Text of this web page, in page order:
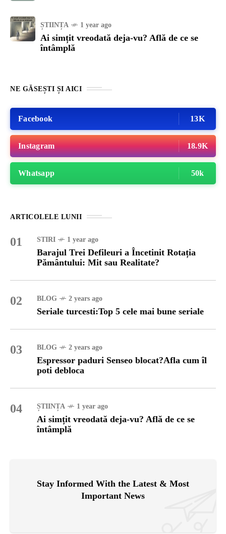
ȘTIINȚA 1 year ago
Ai simțit vreodată deja-vu? Află de ce se
întâmplă
NE GĂSEȘTI ȘI AICI
Facebook 13K
Instagram 18.9K
Whatsapp 50k
ARTICOLELE LUNII
01 STIRI 1 year ago
Barajul Trei Defileuri a Încetinit Rotația
Pământului: Mit sau Realitate?
02 BLOG 2 years ago
Seriale turcesti:Top 5 cele mai bune seriale
03 BLOG 2 years ago
Espressor paduri Senseo blocat?Afla cum îl
poti debloca
04 ȘTIINȚA 1 year ago
Ai simțit vreodată deja-vu? Află de ce se
întâmplă
Stay Informed With the Latest & Most
Important News